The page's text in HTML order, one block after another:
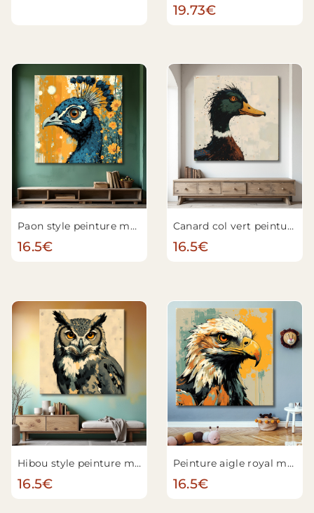
19.73€
Paon style peinture moderne n°2
16.5€
Canard col vert peinture moderne
16.5€
Hibou style peinture moderne
16.5€
Peinture aigle royal moderne n°4
16.5€